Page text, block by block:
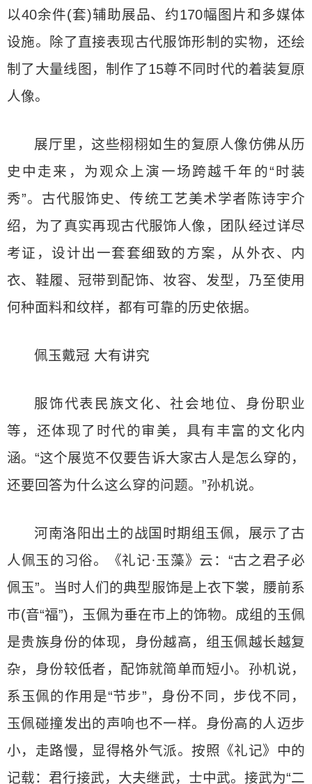
以40余件(套)辅助展品、约170幅图片和多媒体
设施。除了直接表现古代服饰形制的实物，还绘
制了大量线图，制作了15尊不同时代的着装复原
人像。
展厅里，这些栩栩如生的复原人像仿佛从历
史中走来，为观众上演一场跨越千年的“时装
秀”。古代服饰史、传统工艺美术学者陈诗宇介
绍，为了真实再现古代服饰人像，团队经过详尽
考证，设计出一套套细致的方案，从外衣、内
衣、鞋履、冠带到配饰、妆容、发型，乃至使用
何种面料和纹样，都有可靠的历史依据。
佩玉戴冠 大有讲究
服饰代表民族文化、社会地位、身份职业
等，还体现了时代的审美，具有丰富的文化内
涵。“这个展览不仅要告诉大家古人是怎么穿的，
还要回答为什么这么穿的问题。”孙机说。
河南洛阳出土的战国时期组玉佩，展示了古
人佩玉的习俗。《礼记·玉藻》云：“古之君子必
佩玉”。当时人们的典型服饰是上衣下裳，腰前系
巿(音“福”)，玉佩为垂在巿上的饰物。成组的玉佩
是贵族身份的体现，身份越高，组玉佩越长越复
杂，身份较低者，配饰就简单而短小。孙机说，
系玉佩的作用是“节步”，身份不同，步伐不同，
玉佩碰撞发出的声响也不一样。身份高的人迈步
小，走路慢，显得格外气派。按照《礼记》中的
记载：君行接武，大夫继武，士中武。接武为“二